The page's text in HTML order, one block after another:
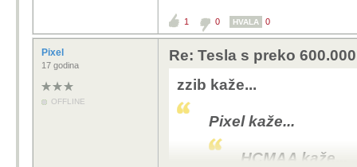
bode oči...ako se
isplativost po
opravdava cijenu
twingo bateriju
kapacitet...onda
tada skup šport
1 0 HVALA 0
Pixel
17 godina
OFFLINE
Re: Tesla s preko
zzib kaže...
Pixel kaže...
HCMAA kaže...